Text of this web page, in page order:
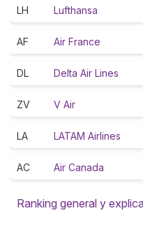
LH Lufthansa
AF Air France
DL Delta Air Lines
ZV V Air
LA LATAM Airlines
AC Air Canada
Ranking general y